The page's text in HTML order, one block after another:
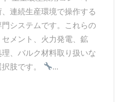
連続生産環境で操作する
システムです。これらの
メント、火力発電、鉱
、バルク材料取り扱いな
肢です。
...